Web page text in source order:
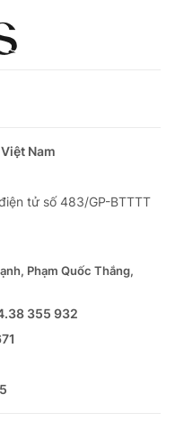
Nam
tử số 483/GP-BTTTT
Phạm Quốc Thắng,
355 932